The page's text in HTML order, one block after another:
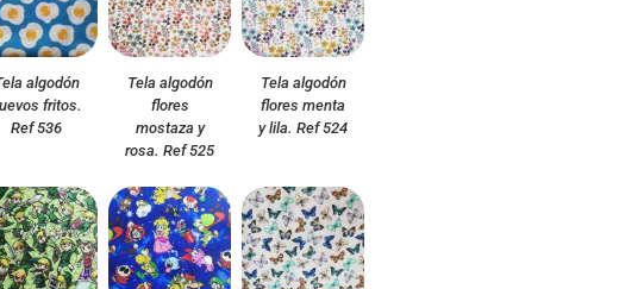
algodón
fritos.
Ref 536
Tela algodón
flores
mostaza y
rosa. Ref 525
Tela algodón
flores menta
y lila. Ref 524